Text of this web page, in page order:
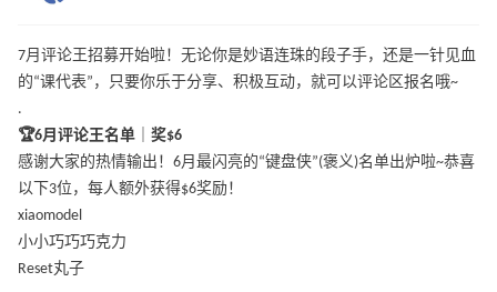
7月评论王招募开始啦！无论你是妙语连珠的段子手，还是一针见血
的“课代表”，只要你乐于分享、积极互动，就可以评论区报名哦~
.
🏆6月评论王名单｜奖$6
感谢大家的热情输出！6月最闪亮的“键盘侠”(褒义)名单出炉啦~恭喜
以下3位，每人额外获得$6奖励！
xiaomodel
小小巧巧巧克力
Reset丸子